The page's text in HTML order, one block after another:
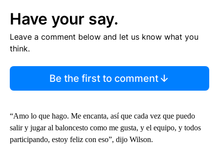
Have your say.
Leave a comment below and let us know what you
think.
Be the first to comment
“Amo lo que hago. Me encanta, así que cada vez que puedo
salir y jugar al baloncesto como me gusta, y el equipo, y todos
participando, estoy feliz con eso”, dijo Wilson.